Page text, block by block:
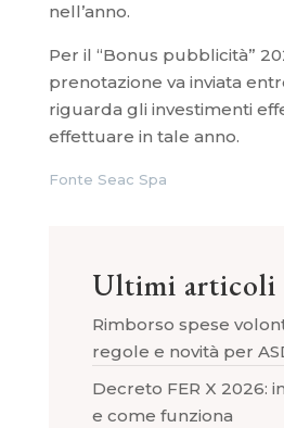
nell’anno.
Per il “Bonus pubblicità”
prenotazione va inviata
riguarda gli investimenti
effettuare in tale anno.
Fonte Seac Spa
Ultimi articoli
Rimborso spese
regole e novità per
Decreto FER X 2026:
e come funziona